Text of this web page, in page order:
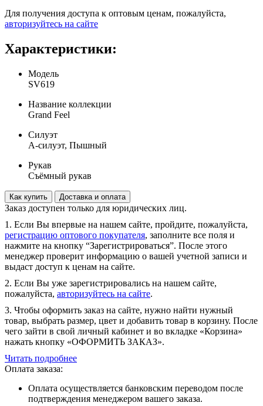
Для получения доступа к оптовым ценам, пожалуйста,
aвторизуйтесь на сайте
Характеристики:
Модель
SV619
Название коллекции
Grand Feel
Силуэт
А-силуэт, Пышный
Рукав
Съёмный рукав
Как купить Доставка и оплата
Заказ доступен только для юридических лиц.
1. Если Вы впервые на нашем сайте, пройдите, пожалуйста,
регистрацию оптового покупателя, заполните все поля и
нажмите на кнопку “Зарегистрироваться”. После этого
менеджер проверит информацию о вашей учетной записи и
выдаст доступ к ценам на сайте.
2. Если Вы уже зарегистрировались на нашем сайте,
пожалуйста, авторизуйтесь на сайте.
3. Чтобы оформить заказ на сайте, нужно найти нужный
товар, выбрать размер, цвет и добавить товар в корзину. После
чего зайти в свой личный кабинет и во вкладке «Корзина»
нажать кнопку «ОФОРМИТЬ ЗАКАЗ».
Читать подробнее
Оплата заказа:
Оплата осуществляется банковским переводом после
подтверждения менеджером вашего заказа.